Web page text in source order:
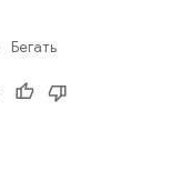
Бегать